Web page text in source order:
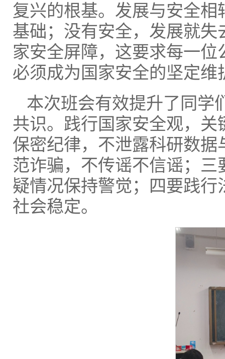
复兴的根基。发展与安全
基础；没有安全，发展就失
家安全屏障，这要求每一
必须成为国家安全的坚定维
本次班会有效提升了同学
共识。践行国家安全观，
保密纪律，不泄露科研数
范诈骗，不传谣不信谣；
疑情况保持警觉；四要践
社会稳定。